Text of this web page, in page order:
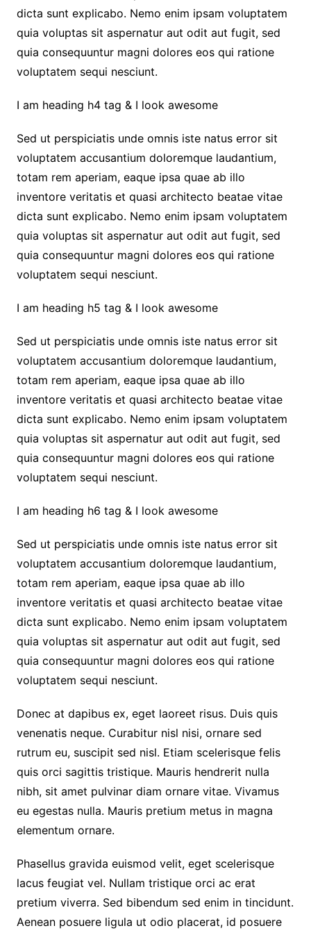
dicta sunt explicabo. Nemo enim ipsam voluptatem
quia voluptas sit aspernatur aut odit aut fugit, sed
quia consequuntur magni dolores eos qui ratione
voluptatem sequi nesciunt.
I am heading h4 tag & I look awesome
Sed ut perspiciatis unde omnis iste natus error sit
voluptatem accusantium doloremque laudantium,
totam rem aperiam, eaque ipsa quae ab illo
inventore veritatis et quasi architecto beatae vitae
dicta sunt explicabo. Nemo enim ipsam voluptatem
quia voluptas sit aspernatur aut odit aut fugit, sed
quia consequuntur magni dolores eos qui ratione
voluptatem sequi nesciunt.
I am heading h5 tag & I look awesome
Sed ut perspiciatis unde omnis iste natus error sit
voluptatem accusantium doloremque laudantium,
totam rem aperiam, eaque ipsa quae ab illo
inventore veritatis et quasi architecto beatae vitae
dicta sunt explicabo. Nemo enim ipsam voluptatem
quia voluptas sit aspernatur aut odit aut fugit, sed
quia consequuntur magni dolores eos qui ratione
voluptatem sequi nesciunt.
I am heading h6 tag & I look awesome
Sed ut perspiciatis unde omnis iste natus error sit
voluptatem accusantium doloremque laudantium,
totam rem aperiam, eaque ipsa quae ab illo
inventore veritatis et quasi architecto beatae vitae
dicta sunt explicabo. Nemo enim ipsam voluptatem
quia voluptas sit aspernatur aut odit aut fugit, sed
quia consequuntur magni dolores eos qui ratione
voluptatem sequi nesciunt.
Donec at dapibus ex, eget laoreet risus. Duis quis
venenatis neque. Curabitur nisl nisi, ornare sed
rutrum eu, suscipit sed nisl. Etiam scelerisque felis
quis orci sagittis tristique. Mauris hendrerit nulla
nibh, sit amet pulvinar diam ornare vitae. Vivamus
eu egestas nulla. Mauris pretium metus in magna
elementum ornare.
Phasellus gravida euismod velit, eget scelerisque
lacus feugiat vel. Nullam tristique orci ac erat
pretium viverra. Sed bibendum sed enim in tincidunt.
Aenean posuere ligula ut odio placerat, id posuere